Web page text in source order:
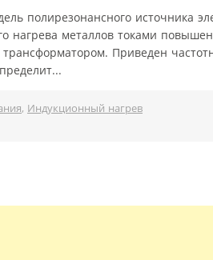
полирезонансного источника
нагрева металлов токами
Приведен
, Индукционный нагрев